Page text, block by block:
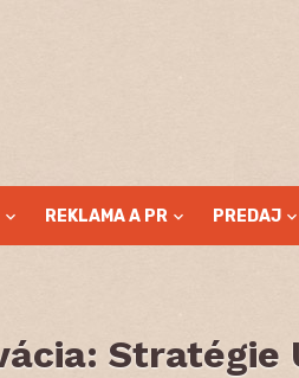
REKLAMA A PR PREDAJ
Stratégie